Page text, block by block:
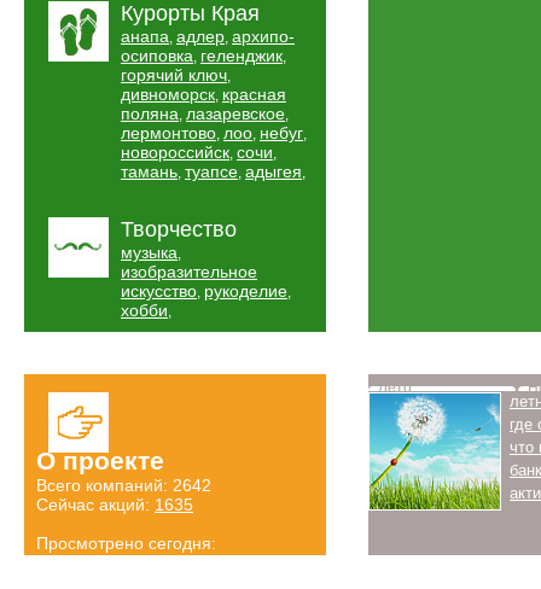
Курорты Края
анапа, адлер, архипо-
осиповка, геленджик,
горячий ключ,
дивноморск, красная
поляна, лазаревское,
лермонтово, лоо, небуг,
новороссийск, сочи,
тамань, туапсе, адыгея,
Творчество
музыка,
изобразительное
искусство, рукоделие,
хобби,
О проекте
Всего компаний: 2642
Сейчас акций: 1635
Просмотрено сегодня:
Лето
где
что